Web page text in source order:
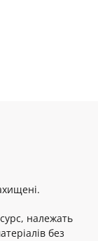
належать
без